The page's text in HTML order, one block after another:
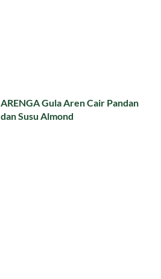
ARENGA Gula Aren Cair Pandan
dan Susu Almond